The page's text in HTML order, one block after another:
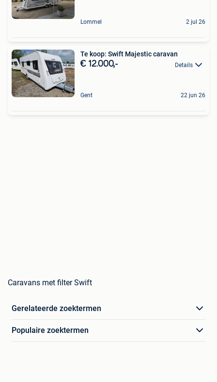
Lommel 2 jul 26
Te koop: Swift Majestic caravan
€ 12.000,- Details
Gent 22 jun 26
Caravans met filter Swift
Gerelateerde zoektermen
Populaire zoektermen